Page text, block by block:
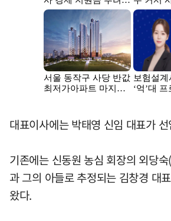
대표이사에는 박태영 신임 대표가
기존에는 신동원 농심 회장의 외당
과 그의 아들로 추정되는 김창경 대
왔다.